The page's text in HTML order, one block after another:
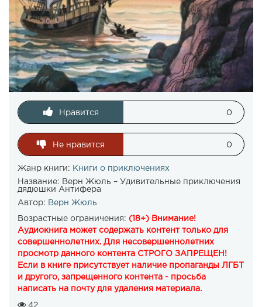
Нравится 0
Не нравится 0
Жанр книги: Книги о приключениях
Название: Верн Жюль – Удивительные приключения
дядюшки Антифера
Автор: Верн Жюль
Возрастные ограничения: (18+) Внимание!
Аудиокнига может содержать контент только для
совершеннолетних. Для несовершеннолетних
просмотр данного контента СТРОГО ЗАПРЕЩЕН!
Если в книге присутствует наличие пропаганды ЛГБТ
и другого, запрещенного контента - просьба
написать на почту для удаления материала.
42